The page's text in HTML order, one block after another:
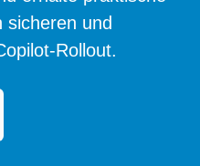
sicheren und
Rollout.